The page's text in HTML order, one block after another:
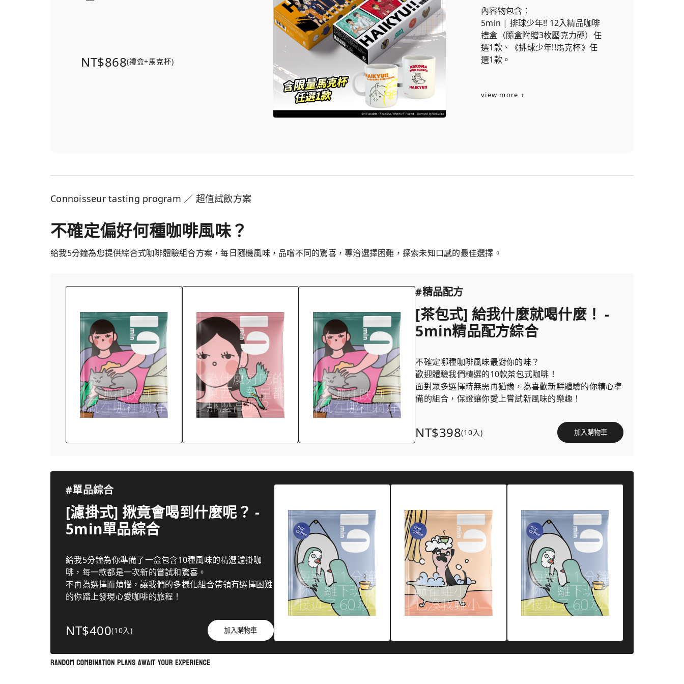
NT$868(禮盒+馬克杯)
內容物包含：
5min | 排球少年!! 12入精品咖啡
禮盒（隨盒附贈3枚壓克力磚）任
選1款、《排球少年!!馬克杯》任
選1款。
view more +
Connoisseur tasting program ／ 超值試飲方案
不確定偏好何種咖啡風味？
給我5分鐘為您提供綜合式咖啡體驗組合方案，每日隨機風味，品嚐不同的驚喜，專治選擇困難，探索未知口感的最佳選擇。
#精品配方
[茶包式] 給我什麼就喝什麼！ -
5min精品配方綜合
不確定哪種咖啡風味最對你的味？
歡迎體驗我們精選的10款茶包式咖啡！
面對眾多選擇時無需再猶豫，為喜歡新鮮體驗的你精心準
備的組合，保證讓你愛上嘗試新風味的樂趣！
NT$398(10入) 加入購物車
#單品綜合
[濾掛式] 揪竟會喝到什麼呢？ -
5min單品綜合
給我5分鐘為你準備了一盒包含10種風味的精選濾掛咖
啡，每一款都是一次新的嘗試和驚喜。
不再為選擇而煩惱，讓我們的多樣化組合帶領有選擇困難
的你踏上發現心愛咖啡的旅程！
NT$400(10入) 加入購物車